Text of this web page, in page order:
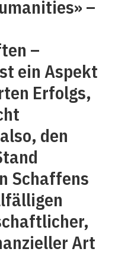
–
–
ein Aspekt
Erfolgs,
den
Schaffens
Art